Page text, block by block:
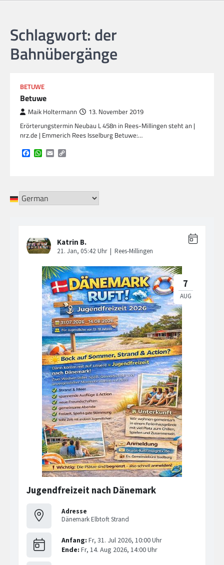
Schlagwort: der
Bahnübergänge
BETUWE
Betuwe
Maik Holtermann 13. November 2019
Erörterungstermin Neubau L 458n in Rees-Millingen steht an |
nrz.de | Emmerich Rees Isselburg Betuwe:…
Facebook
WhatsApp
Email